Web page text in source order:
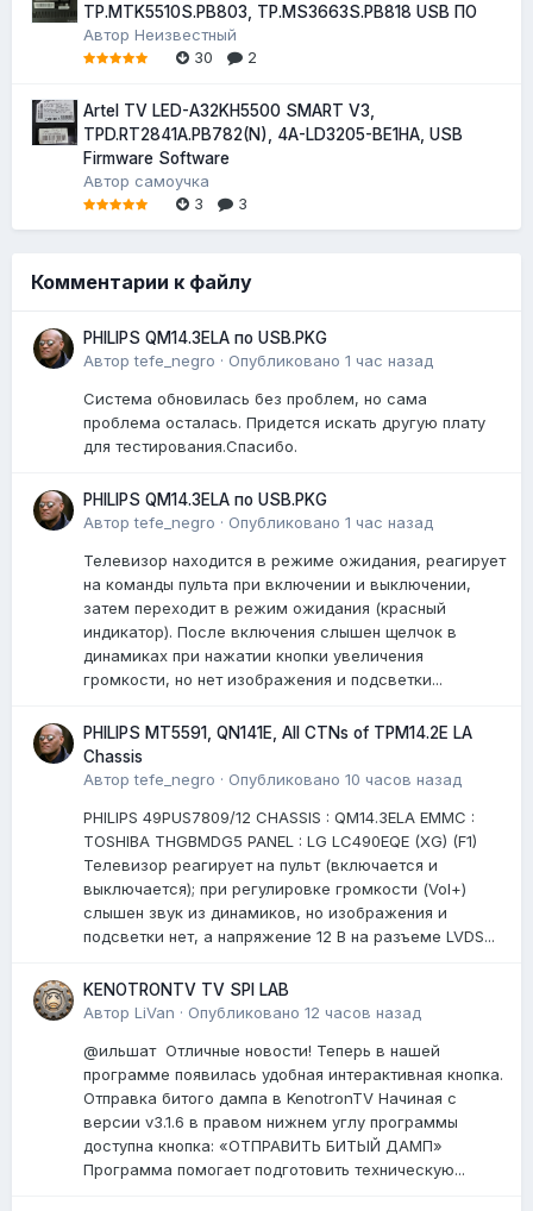
TP.MTK5510S.PB803, TP.MS3663S.PB818 USB ПО
Автор Неизвестный
30
2
Artel TV LED-A32KH5500 SMART V3,
TPD.RT2841A.PB782(N), 4A-LD3205-BE1HA, USB
Firmware Software
Автор самоучка
3
3
Комментарии к файлу
PHILIPS QM14.3ELA по USB.PKG
Авторtefe_negro · Опубликовано 1 час назад
Система обновилась без проблем, но сама
проблема осталась. Придется искать другую плату
для тестирования.Спасибо.
PHILIPS QM14.3ELA по USB.PKG
Авторtefe_negro · Опубликовано 1 час назад
Телевизор находится в режиме ожидания, реагирует
на команды пульта при включении и выключении,
затем переходит в режим ожидания (красный
индикатор). После включения слышен щелчок в
динамиках при нажатии кнопки увеличения
громкости, но нет изображения и подсветки...
PHILIPS MT5591, QN141E, All CTNs of TPM14.2E LA
Chassis
Авторtefe_negro · Опубликовано 10 часов назад
PHILIPS 49PUS7809/12 CHASSIS : QM14.3ELA EMMC :
TOSHIBA THGBMDG5 PANEL : LG LC490EQE (XG) (F1)
Телевизор реагирует на пульт (включается и
выключается); при регулировке громкости (Vol+)
слышен звук из динамиков, но изображения и
подсветки нет, а напряжение 12 В на разъеме LVDS...
KENOTRONTV TV SPI LAB
Автор LiVan · Опубликовано 12 часов назад
@ильшат Отличные новости! Теперь в нашей
программе появилась удобная интерактивная кнопка.
Отправка битого дампа в KenotronTV Начиная с
версии v3.1.6 в правом нижнем углу программы
доступна кнопка: «ОТПРАВИТЬ БИТЫЙ ДАМП»
Программа помогает подготовить техническую...